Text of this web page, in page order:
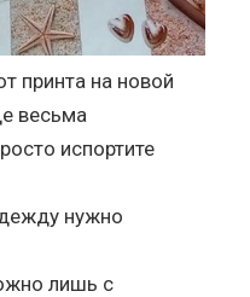
принта на новой
весьма
испортите
нужно
лишь с